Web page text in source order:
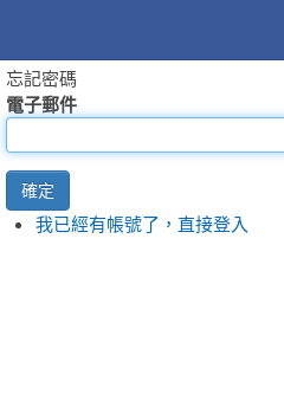
忘記密碼
電子郵件
確定
我已經有帳號了，直接登入